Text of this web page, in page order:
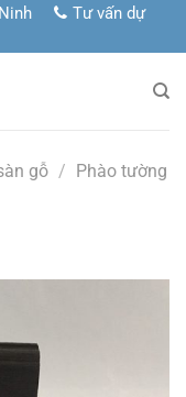
Tư vấn dự
gỗ / Phào tường